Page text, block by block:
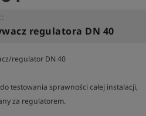
regulatora DN 40
regulator DN 40
testowania sprawności całej instalacji,
za regulatorem.